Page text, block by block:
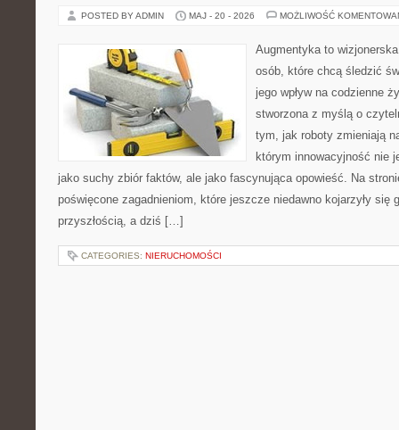
POSTED BY ADMIN MAJ - 20 - 2026 MOŻLIWOŚĆ
Augmentyka to
osób, które chcą śledzić
jego wpływ na codzienne
stworzona z myślą o
tym, jak roboty zmieniają
którym innowacyjność nie
jako suchy zbiór faktów, ale jako fascynująca opowieść. Na
poświęcone zagadnieniom, które jeszcze niedawno kojarzyły się
przyszłością, a dziś […]
CATEGORIES: NIERUCHOMOŚCI